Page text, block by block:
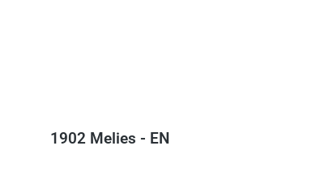
1902 Melies - EN